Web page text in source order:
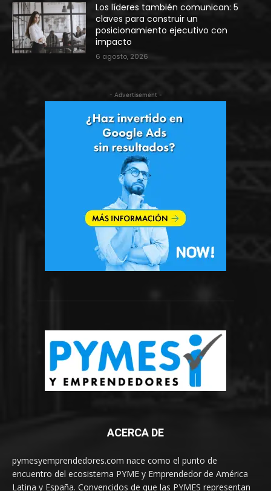
Los líderes también comunican: 5
claves para construir un
posicionamiento ejecutivo con
impacto
6 agosto, 2026
- Advertisement -
ACERCA DE
pymesyemprendedores.com nace como el punto de
encuentro del ecosistema PYME y Emprendedor de América
Latina y España. Convencidos de que las PYMES representan